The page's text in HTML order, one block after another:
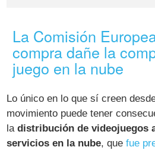
La Comisión
compra dañe la
juego en la nube
Lo único en lo que sí creen
movimiento puede tener
ladistribución de videojuegos
servicios en la nube, quefue